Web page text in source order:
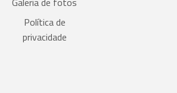
Política de
privacidade